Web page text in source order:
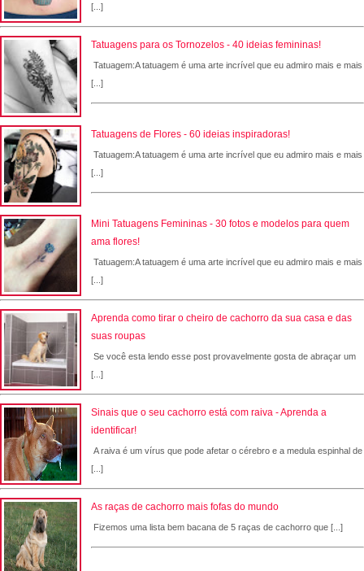
[...]
Tatuagens para os Tornozelos - 40 ideias femininas!
Tatuagem:A tatuagem é uma arte incrível que eu admiro mais e mais
[...]
Tatuagens de Flores - 60 ideias inspiradoras!
Tatuagem:A tatuagem é uma arte incrível que eu admiro mais e mais
[...]
Mini Tatuagens Femininas - 30 fotos e modelos para quem
ama flores!
Tatuagem:A tatuagem é uma arte incrível que eu admiro mais e mais
[...]
Aprenda como tirar o cheiro de cachorro da sua casa e das
suas roupas
Se você esta lendo esse post provavelmente gosta de abraçar um
[...]
Sinais que o seu cachorro está com raiva - Aprenda a
identificar!
A raiva é um vírus que pode afetar o cérebro e a medula espinhal de
[...]
As raças de cachorro mais fofas do mundo
Fizemos uma lista bem bacana de 5 raças de cachorro que [...]